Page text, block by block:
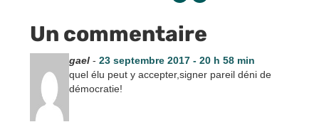
Un commentaire
gael- 23 septembre 2017 - 20 h 58 min
quel élu peut y accepter,signer pareil déni de
démocratie!